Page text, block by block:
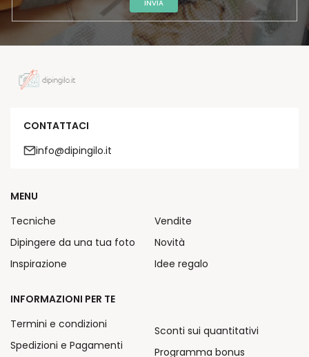
INVIA
CONTATTACI
info@dipingilo.it
MENU
Tecniche
Dipingere da una tua foto
Inspirazione
Vendite
Novità
Idee regalo
INFORMAZIONI PER TE
Termini e condizioni
Spedizioni e Pagamenti
Sconti sui quantitativi
Programma bonus